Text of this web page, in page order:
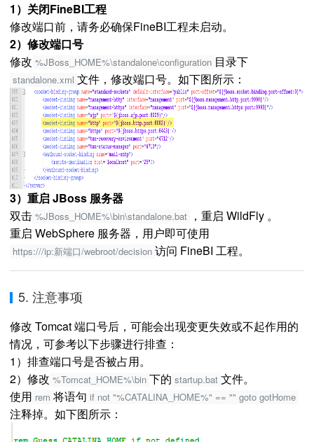
1）关闭FineBI工程
修改端口前，请务必确保FineBI工程未启动。
2）修改端口号
修改 %JBoss_HOME%\standalone\configuration 目录下
standalone.xml 文件，修改端口号。如下图所示：
3）重启 JBoss 服务器
双击 %JBoss_HOME%\bin\standalone.bat ，重启 WildFly 。
重启 WebSphere 服务器，用户即可使用
https:///ip:新端口/webroot/decision 访问 FineBI 工程。
5. 注意事项
修改 Tomcat 端口号后，可能会出现变更失效或不起作用的
情况，可参考以下步骤进行排查：
1）排查端口号是否被占用。
2）修改 %Tomcat_HOME%\bin 下的 startup.bat 文件。
使用 rem 将语句 if not "%CATALINA_HOME%" == "" goto gotHome
注释掉。如下图所示：